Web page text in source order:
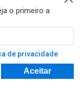
o primeiro a
de privacidade
Aceitar